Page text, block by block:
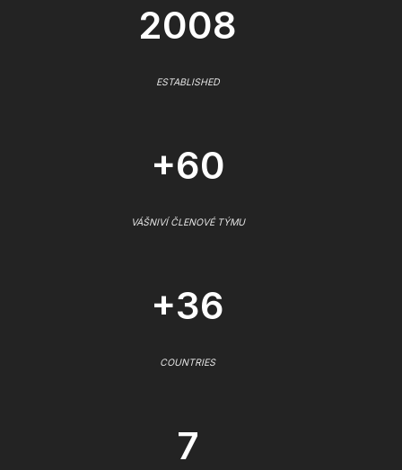
2008
ESTABLISHED
+60
VÁŠNIVÍ ČLENOVÉ TÝMU
+36
COUNTRIES
7